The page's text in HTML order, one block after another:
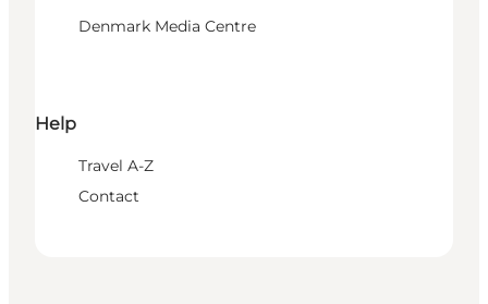
Denmark Media Centre
Help
Travel A-Z
Contact